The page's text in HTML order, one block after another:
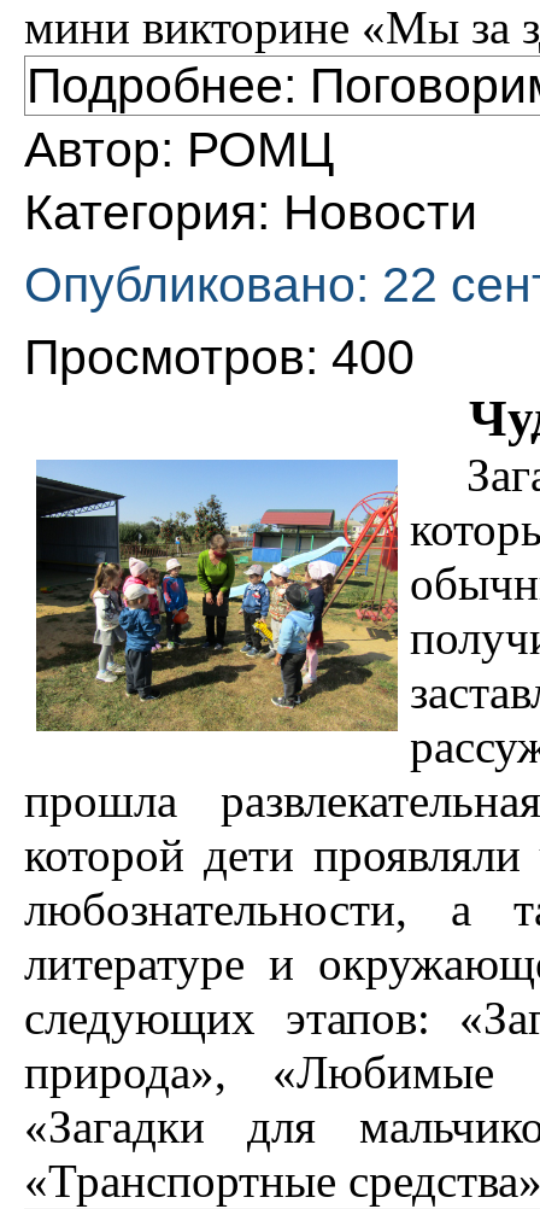
мини викторине «Мы за
Подробнее:
Автор: РОМЦ
Категория: Новости
Опубликовано: 22
Просмотров: 400
прошла
которой дети
любознательности, а
литературе и
следующих этапов:
природа», «Любимые
«Загадки для
«Транспортные